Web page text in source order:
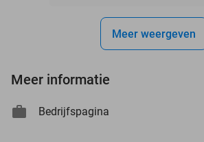
Meer weergeven
Meer informatie
Bedrijfspagina